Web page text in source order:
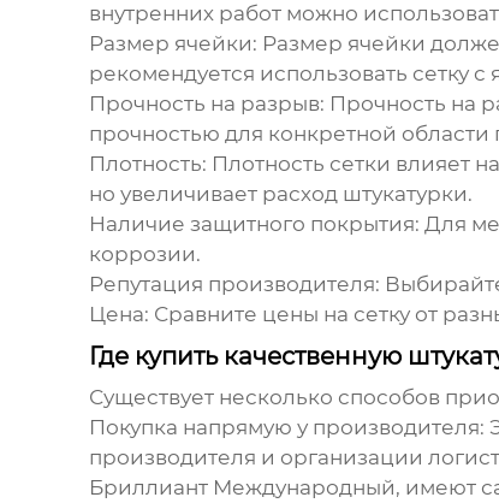
внутренних работ можно
Размер ячейки: Размер ячейки
рекомендуется использовать сетку с
Прочность на разрыв: Прочность на
прочностью для конкретной
Плотность: Плотность сетки влияет
но увеличивает расход штукатурки.
Наличие защитного покрытия: Для
коррозии.
Репутация производителя:
Цена: Сравните цены на сетку от
Где купить качественную
Существует несколько способов
Покупка напрямую у производителя:
производителя и организации
Бриллиант Международный, имеют